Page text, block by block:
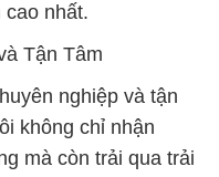
cao nhất.
Tận Tâm
nghiệp và tận
không chỉ nhận
mà còn trải qua trải